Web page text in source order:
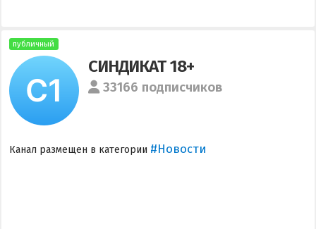
публичный
СИНДИКАТ 18+
33166 подписчиков
Канал размещен в категории #Новости